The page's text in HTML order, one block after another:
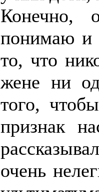
Конечно,
понимаю и
то, что
жене ни
того,
признак
очень